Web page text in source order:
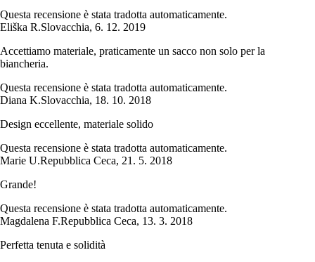
Questa recensione è stata tradotta automaticamente.
Eliška R.Slovacchia, 6. 12. 2019
Accettiamo materiale, praticamente un sacco non solo per la
biancheria.
Questa recensione è stata tradotta automaticamente.
Diana K.Slovacchia, 18. 10. 2018
Design eccellente, materiale solido
Questa recensione è stata tradotta automaticamente.
Marie U.Repubblica Ceca, 21. 5. 2018
Grande!
Questa recensione è stata tradotta automaticamente.
Magdalena F.Repubblica Ceca, 13. 3. 2018
Perfetta tenuta e solidità